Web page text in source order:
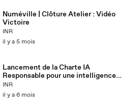
Numéville | Clôture Atelier : Vidéo
Victoire
INR
il y a 5 mois
Lancement de la Charte IA
Responsable pour une intelligence
artificielle éthique, inclusive, durable
et de confiance
INR
il y a 6 mois